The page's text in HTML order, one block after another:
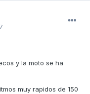
y la moto se ha
muy rapidos de 150